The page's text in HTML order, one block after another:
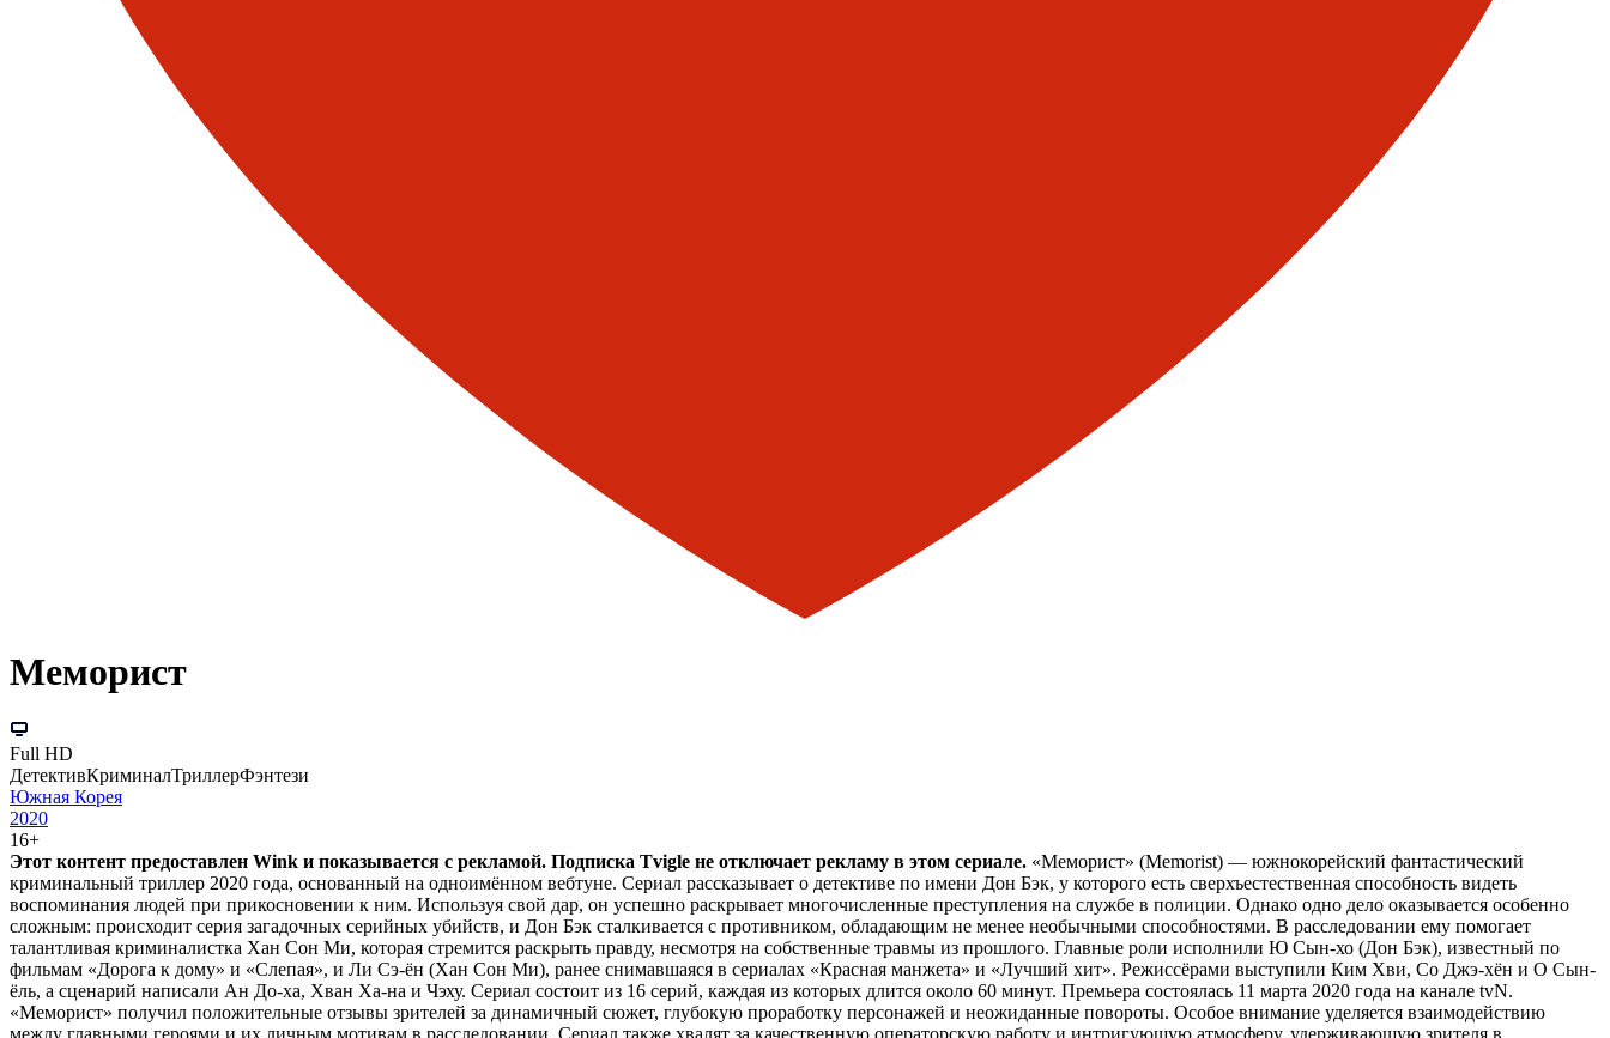
Меморист
Full HD
ДетективКриминалТриллерФэнтези
Южная Корея
2020
16+
Этот контент предоставлен Wink и показывается с рекламой. Подписка Tvigle не отключает рекламу в этом сериале. «Меморист» (Memorist) — южнокорейский фантастический
криминальный триллер 2020 года, основанный на одноимённом вебтуне. Сериал рассказывает о детективе по имени Дон Бэк, у которого есть сверхъестественная способность видеть
воспоминания людей при прикосновении к ним. Используя свой дар, он успешно раскрывает многочисленные преступления на службе в полиции. Однако одно дело оказывается особенно
сложным: происходит серия загадочных серийных убийств, и Дон Бэк сталкивается с противником, обладающим не менее необычными способностями. В расследовании ему помогает
талантливая криминалистка Хан Сон Ми, которая стремится раскрыть правду, несмотря на собственные травмы из прошлого. Главные роли исполнили Ю Сын-хо (Дон Бэк), известный по
фильмам «Дорога к дому» и «Слепая», и Ли Сэ-ён (Хан Сон Ми), ранее снимавшаяся в сериалах «Красная манжета» и «Лучший хит». Режиссёрами выступили Ким Хви, Со Джэ-хён и О Сын-
ёль, а сценарий написали Ан До-ха, Хван Ха-на и Чэху. Сериал состоит из 16 серий, каждая из которых длится около 60 минут. Премьера состоялась 11 марта 2020 года на канале tvN.
«Меморист» получил положительные отзывы зрителей за динамичный сюжет, глубокую проработку персонажей и неожиданные повороты. Особое внимание уделяется взаимодействию